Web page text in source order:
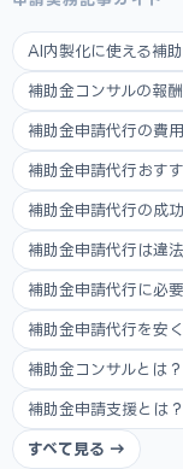
AI内製化に使える補
補助金コンサルの報
補助金申請代行の費
補助金申請代行おす
補助金申請代行の成
補助金申請代行は違
補助金申請代行に必
補助金申請代行を安
補助金コンサルとは
補助金申請支援とは
すべて見る →